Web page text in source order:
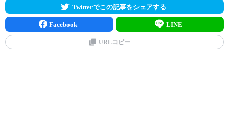
Twitterでこの記事をシェアする
Facebook LINE
URLコピー